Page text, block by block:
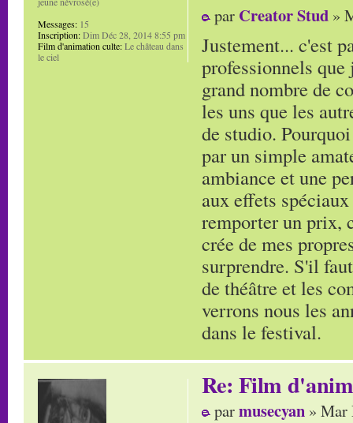
par Creator Stud »
Justement... c'est
professionnels
grand nombre de
les uns que les
de studio.
par un simple
ambiance et une
aux effets
remporter un prix,
crée de mes
surprendre. S'il
de théâtre et les
verrons nous les
dans le festival.
Messages: 15
Inscription:Dim Déc 28, 2014 8:55 pm
Film d'animation culte:Le château dans
le ciel
Re: Film
parmusecyan » Mar